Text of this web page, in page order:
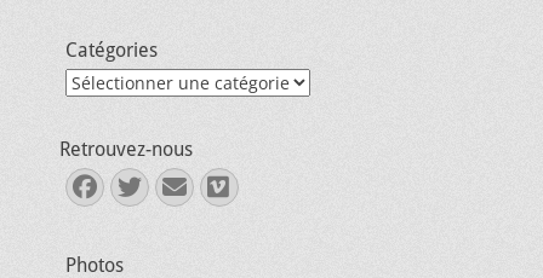
Catégories
Catégories
Retrouvez-nous
Facebook
Twitter
E-
mail
Vimeo
Photos